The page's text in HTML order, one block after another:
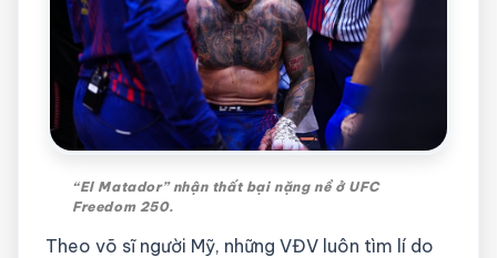
“El Matador” nhận thất bại nặng nề ở UFC
Freedom 250.
Theo võ sĩ người Mỹ, những VĐV luôn tìm lí do